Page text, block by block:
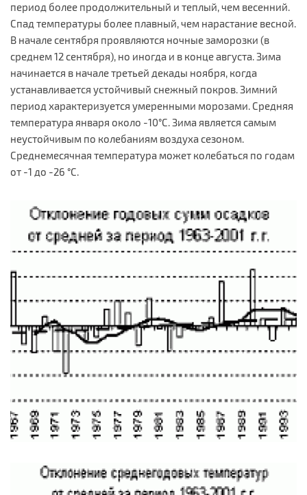
период более продолжительный и теплый, чем весенний.
Спад температуры более плавный, чем нарастание весной.
В начале сентября проявляются ночные заморозки (в
среднем 12 сентября), но иногда и в конце августа. Зима
начинается в начале третьей декады ноября, когда
устанавливается устойчивый снежный покров. Зимний
период характеризуется умеренными морозами. Средняя
температура января около -10°С. Зима является самым
неустойчивым по колебаниям воздуха сезоном.
Среднемесячная температура может колебаться по годам
от -1 до -26 °С.